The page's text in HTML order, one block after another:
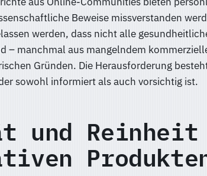
Beweise missverstanden
werden, dass nicht alle
– manchmal aus mangelndem
Gründen. Die Herausforderung
sowohl informiert als auch vorsichtig ist.
und